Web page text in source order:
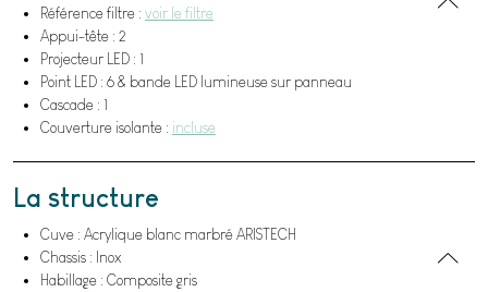
Référence filtre : voir le filtre
Appui-tête : 2
Projecteur LED : 1
Point LED : 6 & bande LED lumineuse sur panneau
Cascade : 1
Couverture isolante : incluse
La structure
Cuve : Acrylique blanc marbré ARISTECH
Chassis : Inox
Habillage : Composite gris